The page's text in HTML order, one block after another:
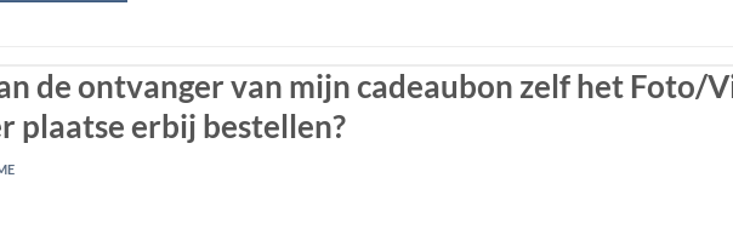
de ontvanger van mijn cadeaubon zelf het Foto/
plaatse erbij bestellen?